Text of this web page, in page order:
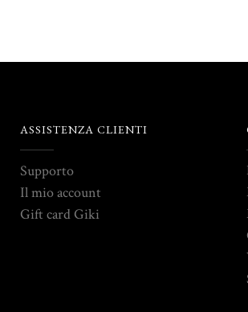
ASSISTENZA CLIENTI
Supporto
Il mio account
Gift card Giki